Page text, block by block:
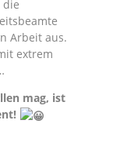
die
Arbeit aus.
extrem
mag, ist